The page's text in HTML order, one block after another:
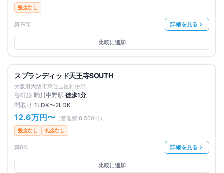
敷金なし
築19年 詳細を見る
比較に追加
仲介手数料無料
スプランディッド天王寺SOUTH
大阪府大阪市東住吉区針中野
谷町線 駒川中野駅 徒歩1分
間取り 1LDK〜2LDK
12.6万円 〜 （管理費 8,500円 ）
敷金なし 礼金なし
築0年 詳細を見る
比較に追加